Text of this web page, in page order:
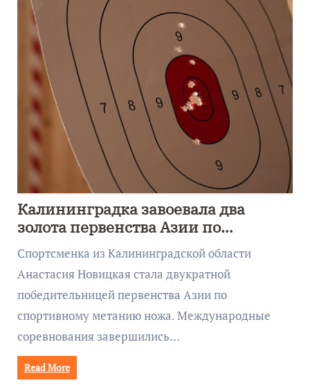
Калининградка завоевала два
золота первенства Азии по
метанию ножа
Спортсменка из Калининградской области
Анастасия Новицкая стала двукратной
победительницей первенства Азии по
спортивному метанию ножа. Международные
соревнования завершились…
Read More